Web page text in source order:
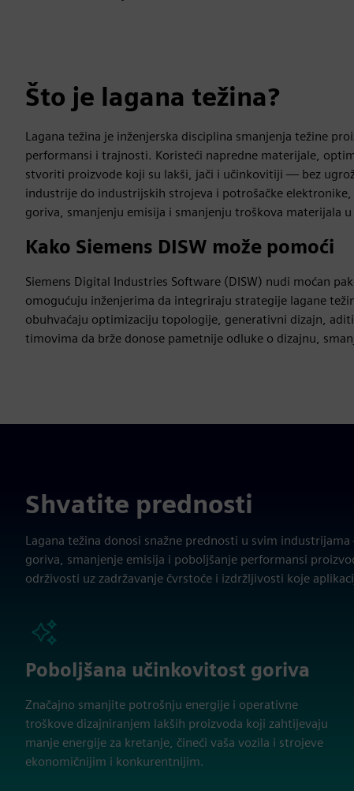
Što je lagana težina?
Lagana težina je inženjerska disciplina smanjenja težine
performansi i trajnosti. Koristeći napredne materijale,
stvoriti proizvode koji su lakši, jači i učinkovitiji — bez
industrije do industrijskih strojeva i potrošačke
goriva, smanjenju emisija i smanjenju troškova materijala
Kako Siemens DISW može pomoći
Siemens Digital Industries Software (DISW) nudi moćan
omogućuju inženjerima da integriraju strategije lagane
obuhvaćaju optimizaciju topologije, generativni dizajn,
timovima da brže donose pametnije odluke o dizajnu,
Shvatite prednosti
Lagana težina donosi snažne prednosti u svim
goriva, smanjenje emisija i poboljšanje performansi
održivosti uz zadržavanje čvrstoće i izdržljivosti koje
Poboljšana učinkovitost goriva
Značajno smanjite potrošnju energije i operativne
troškove dizajniranjem lakših proizvoda koji zahtijevaju
manje energije za kretanje, čineći vaša vozila i strojeve
ekonomičnijim i konkurentnijim.